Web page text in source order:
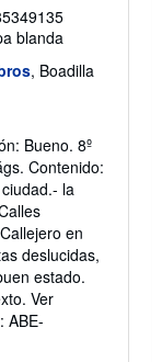
blanda
, Boadilla
Bueno. 8º
Contenido:
la
en
deslucidas,
estado.
Ver
ABE-